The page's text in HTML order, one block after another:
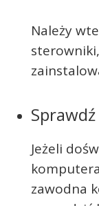
Należy
Jeżeli
zawodna